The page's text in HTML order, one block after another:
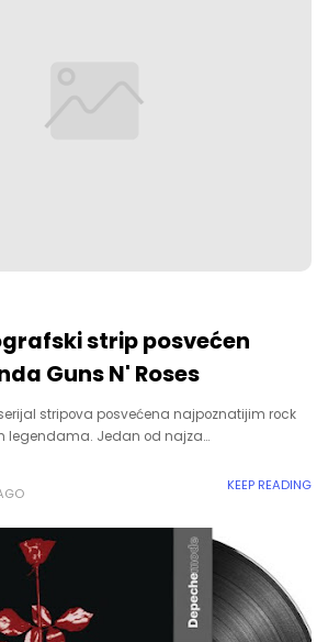
strip posvećen
Guns N' Roses
serijal stripova posvećena najpoznatijim rock
legendama. Jedan od najza…
KEEP READING